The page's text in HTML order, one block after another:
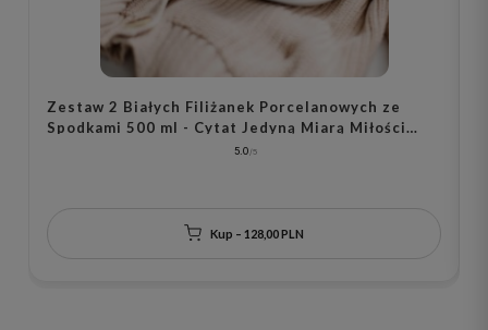
Zestaw 2 Białych Filiżanek Porcelanowych ze
Spodkami 500 ml - Cytat Jedyną Miarą Miłości
Jest Miłość Bez Miary i Złote Serce dla Pary na
5.0
Kup – 128,00 PLN